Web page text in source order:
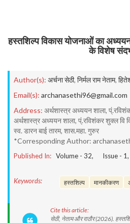
हस्तशिल्प विकास योजनाओं का
के विशेष
Author(s): अर्चना सेठी, निर्मल राम नेताम,
Email(s): archanasethi96@gmail.com
Address: अर्थशास्त्र अध्ययन शाला,
अर्थशास्त्र अध्ययन शाला, प्ं.रविशंकर शुक्ल वि
स्व. डारन बाई तारम, शास.महा. गुरुर
*Corresponding Author:
Published In: Volume - 32, Issue - 1
Keywords: हस्तशिल्प मानकीकरण
Cite this article:
सेठी, नेताम और राठौर (2026).